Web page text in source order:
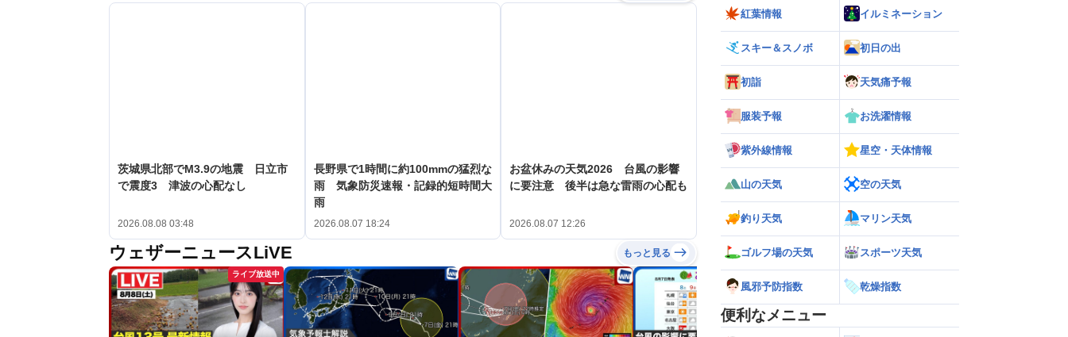
茨城県北部でM3.9の地震 日立市
で震度3 津波の心配なし
2026.08.08 03:48
長野県で1時間に約100mmの猛烈な
雨 気象防災速報・記録的短時間大
雨
2026.08.07 18:24
お盆休みの天気2026 台風の影響
に要注意 後半は急な雷雨の心配も
2026.08.07 12:26
ウェザーニュースLiVE もっと見る
ライブ放送中
紅葉情報 イルミネーション
スキー＆スノボ 初日の出
初詣 天気痛予報
服装予報 お洗濯情報
紫外線情報 星空・天体情報
山の天気 空の天気
釣り天気 マリン天気
ゴルフ場の天気 スポーツ天気
風邪予防指数 乾燥指数
便利なメニュー